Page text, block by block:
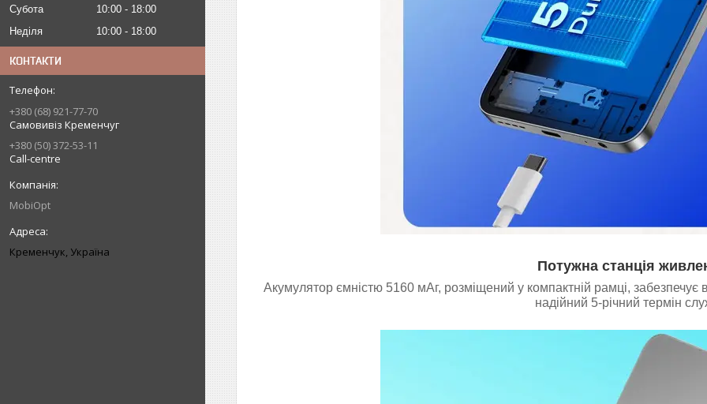
Субота
10:00
18:00
Неділя
10:00 18:00
КОНТАКТИ
+380 (68) 921-77-70
Самовивіз Кременчуг
+380 (50) 372-53-11
Call-centre
MobiOpt
Кременчук, Україна
Потужна станція
Акумулятор ємністю 5160 мАг, розміщений у компактній рамці, забезпечує
надійний 5-річний термін